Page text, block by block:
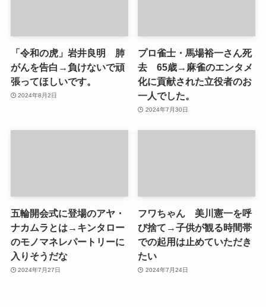
「令和の虎」岩井良明 肺
がんを告白→負けないで頑
張ってほしいです。
2024年8月2日
プロ雀士・馬場裕一さん死
去 65歳→麻雀のエンタメ
化に貢献された立役者のお
一人でした。
2024年7月30日
五輪開会式に登場のアヤ・
ナカムラとは→キンタロー
のモノマネレパートリーに
入りそうだな
2024年7月27日
フワちゃん 美川憲一を呼
び捨て→子供が観る時間帯
での起用は止めていただき
たい
2024年7月24日